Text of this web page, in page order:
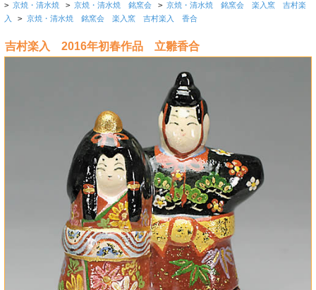
> 京焼・清水焼 > 京焼・清水焼 銘窯会 > 京焼・清水焼 銘窯会 楽入窯 吉村楽
入
> 京焼・清水焼 銘窯会 楽入窯 吉村楽入 香合
吉村楽入 2016年初春作品 立雛香合